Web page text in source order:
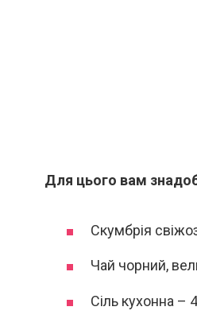
Для цього вам
Скумбрія
Чай чорний,
Сіль кухонна –